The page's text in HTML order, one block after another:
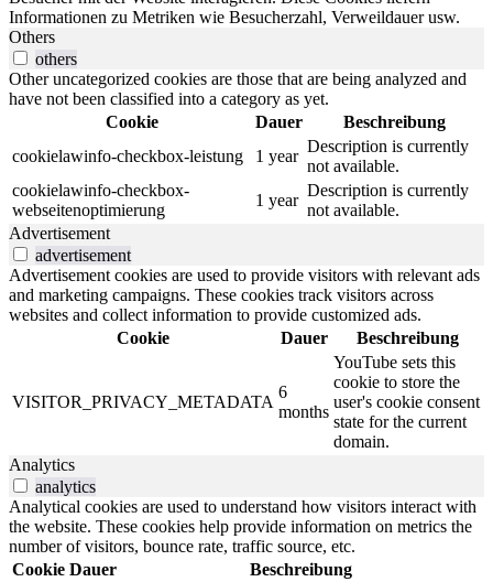
Informationen zu Metriken wie Besucherzahl, Verweildauer usw.
Others
others
Other uncategorized cookies are those that are being analyzed and
have not been classified into a category as yet.
Cookie
Dauer
Beschreibung
cookielawinfo-checkbox-leistung
1 year
Description is currently
not available.
cookielawinfo-checkbox-
webseitenoptimierung
1 year
Description is currently
not available.
Advertisement
advertisement
Advertisement cookies are used to provide visitors with relevant ads
and marketing campaigns. These cookies track visitors across
websites and collect information to provide customized ads.
Cookie
Dauer Beschreibung
VISITOR_PRIVACY_METADATA
6
months
YouTube sets this
cookie to store the
user's cookie consent
state for the current
domain.
Analytics
analytics
Analytical cookies are used to understand how visitors interact with
the website. These cookies help provide information on metrics the
number of visitors, bounce rate, traffic source, etc.
Cookie Dauer Beschreibung